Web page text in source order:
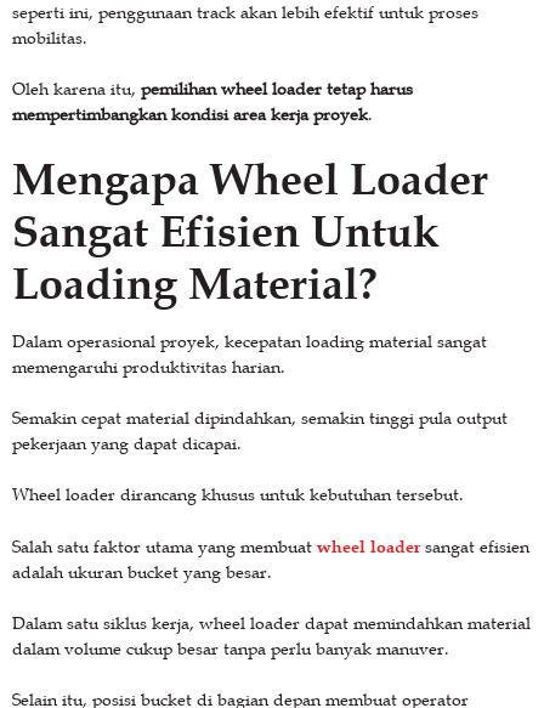
seperti ini, penggunaan track akan lebih efektif untuk proses
mobilitas.
Oleh karena itu, pemilihan wheel loader tetap harus
mempertimbangkan kondisi area kerja proyek.
Mengapa Wheel Loader
Sangat Efisien Untuk
Loading Material?
Dalam operasional proyek, kecepatan loading material sangat
memengaruhi produktivitas harian.
Semakin cepat material dipindahkan, semakin tinggi pula output
pekerjaan yang dapat dicapai.
Wheel loader dirancang khusus untuk kebutuhan tersebut.
Salah satu faktor utama yang membuat wheel loadersangat efisien
adalah ukuran bucket yang besar.
Dalam satu siklus kerja, wheel loader dapat memindahkan material
dalam volume cukup besar tanpa perlu banyak manuver.
Selain itu, posisi bucket di bagian depan membuat operator